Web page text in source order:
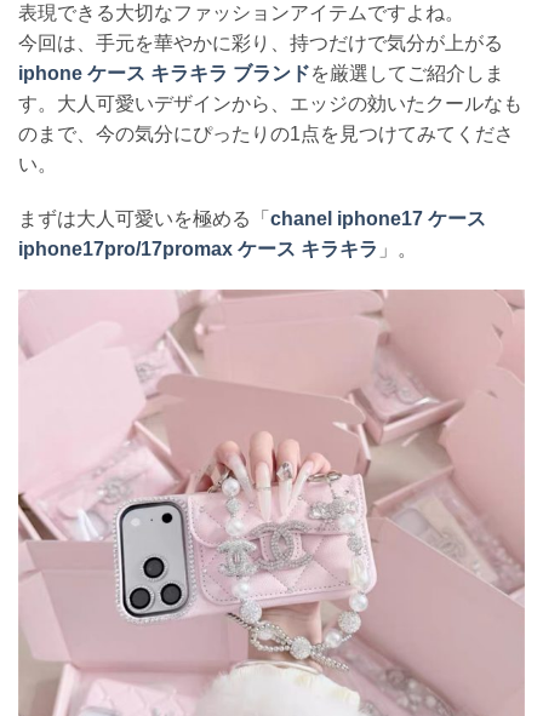
表現できる大切なファッションアイテムですよね。
今回は、手元を華やかに彩り、持つだけで気分が上がる
iphone ケース キラキラ ブランドを厳選してご紹介しま
す。大人可愛いデザインから、エッジの効いたクールなも
のまで、今の気分にぴったりの1点を見つけてみてくださ
い。
まずは大人可愛いを極める「 chanel iphone17 ケース
iphone17pro/17promax ケース キラキラ 」。